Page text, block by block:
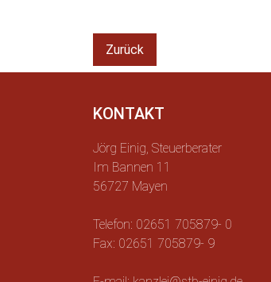
Zurück
KONTAKT
Jörg Einig, Steuerberater
Im Bannen 11
56727 Mayen
Telefon: 02651 705879- 0
Fax: 02651 705879- 9